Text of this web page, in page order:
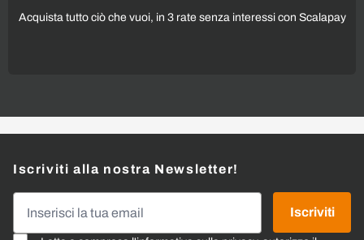
Acquista tutto ciò che vuoi, in 3 rate senza interessi con Scalapay
Iscriviti alla nostra Newsletter!
Iscriviti